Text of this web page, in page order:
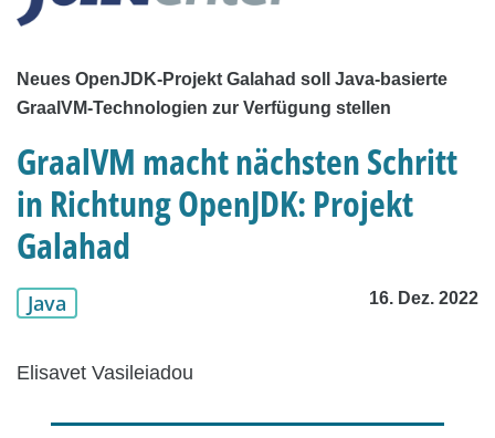
Neues OpenJDK-Projekt Galahad soll Java-basierte
GraalVM-Technologien zur Verfügung stellen
GraalVM macht nächsten Schritt
in Richtung OpenJDK: Projekt
Galahad
Java 16. Dez. 2022
Elisavet Vasileiadou